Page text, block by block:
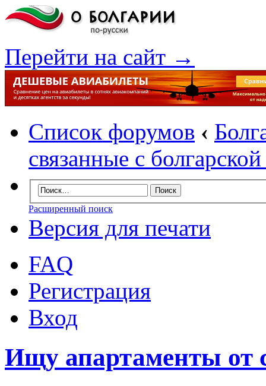
Перейти на сайт →
Список форумов ‹
связанные с
Расширенный поиск
Версия для печати
FAQ
Регистрация
Вход
Ищу апартаменты от